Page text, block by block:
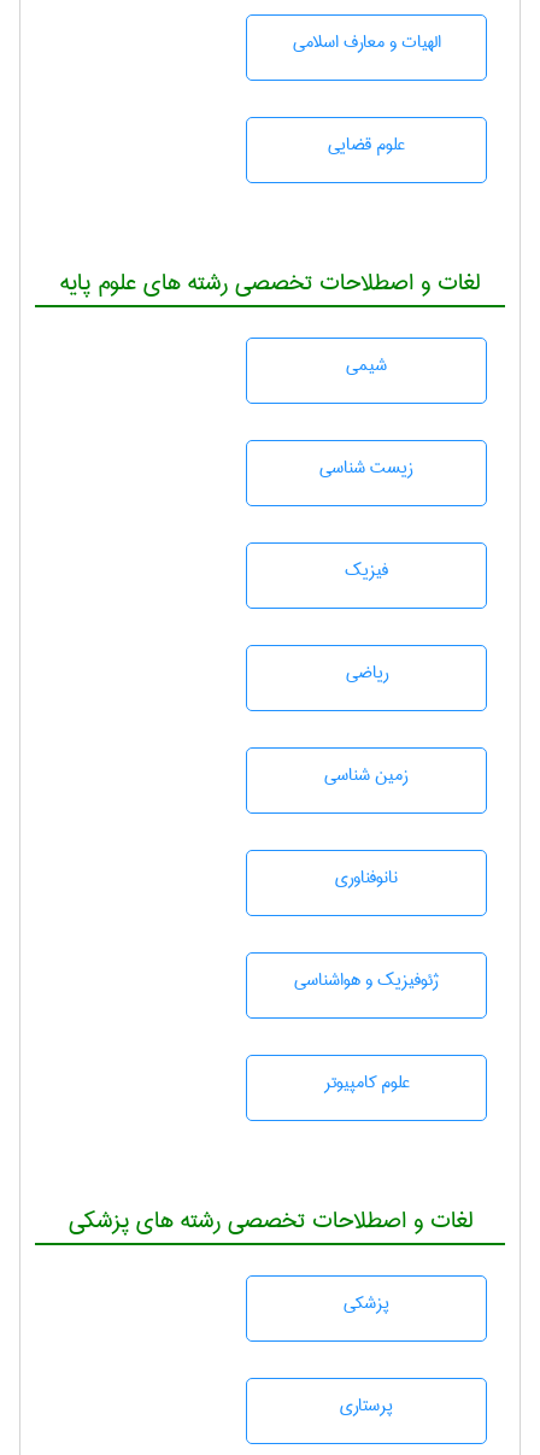
الهیات و معارف اسلامی
علوم قضایی
لغات و اصطلاحات تخصصی رشته های علوم پایه
شيمی
زيست شناسی
فیزیک
رياضی
زمين شناسی
نانوفناوری
ژئوفيزيك و هواشناسی
علوم کامپیوتر
لغات و اصطلاحات تخصصی رشته های پزشکی
پزشكی
پرستاری